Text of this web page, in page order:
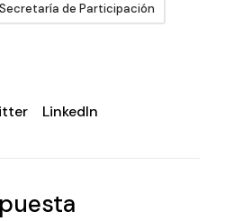
Secretaría de Participación
LinkedIn